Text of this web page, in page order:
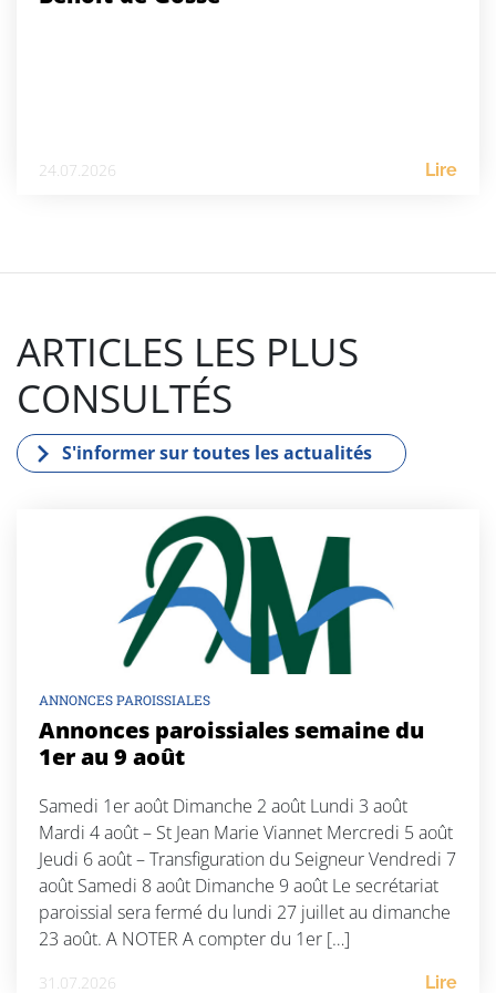
24.07.2026 Lire
ARTICLES LES PLUS
CONSULTÉS
S'informer sur toutes les actualités
ANNONCES PAROISSIALES
Annonces paroissiales semaine du
1er au 9 août
Samedi 1er août Dimanche 2 août Lundi 3 août
Mardi 4 août – St Jean Marie Viannet Mercredi 5 août
Jeudi 6 août – Transfiguration du Seigneur Vendredi 7
août Samedi 8 août Dimanche 9 août Le secrétariat
paroissial sera fermé du lundi 27 juillet au dimanche
23 août. A NOTER A compter du 1er […]
31.07.2026 Lire